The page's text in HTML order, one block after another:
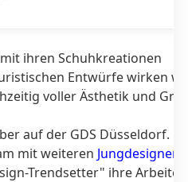
ihren Schuhkreationen
Entwürfe wirken
voller Ästhetik und
auf der GDS Düsseldorf.
mit weiteren Jungdesignern
Trendsetter" ihre